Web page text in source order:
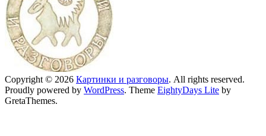
Copyright © 2026 Картинки и разговоры. All rights reserved.
Proudly powered by WordPress. Theme EightyDays Lite by
GretaThemes.